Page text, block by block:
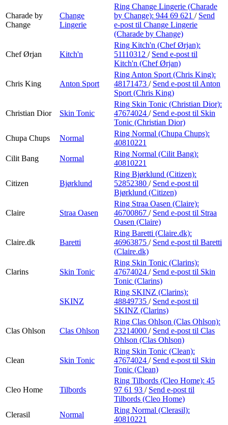
Charade by
Change
Change
Lingerie
Ring Change Lingerie (Charade
by Change): 944 69 621 / Send
e-post til Change Lingerie
(Charade by Change)
Chef Ørjan Kitch'n
Ring Kitch'n (Chef Ørjan):
51110312 / Send e-post til
Kitch'n (Chef Ørjan)
Chris King Anton Sport
Ring Anton Sport (Chris King):
48171473 / Send e-post til Anton
Sport (Chris King)
Christian Dior Skin Tonic
Ring Skin Tonic (Christian Dior):
47674024 / Send e-post til Skin
Tonic (Christian Dior)
Chupa Chups
Normal
Ring Normal (Chupa Chups):
40810221
Cilit Bang
Normal
Ring Normal (Cilit Bang):
40810221
Citizen Bjørklund
Ring Bjørklund (Citizen):
52852380 / Send e-post til
Bjørklund (Citizen)
Claire Straa Oasen
Ring Straa Oasen (Claire):
46700867 / Send e-post til Straa
Oasen (Claire)
Claire.dk Baretti
Ring Baretti (Claire.dk):
46963875 / Send e-post til Baretti
(Claire.dk)
Clarins Skin Tonic
Ring Skin Tonic (Clarins):
47674024 / Send e-post til Skin
Tonic (Clarins)
SKINZ
Ring SKINZ (Clarins):
48849735 / Send e-post til
SKINZ (Clarins)
Clas Ohlson Clas Ohlson
Ring Clas Ohlson (Clas Ohlson):
23214000 / Send e-post til Clas
Ohlson (Clas Ohlson)
Clean Skin Tonic
Ring Skin Tonic (Clean):
47674024 / Send e-post til Skin
Tonic (Clean)
Cleo Home Tilbords
Ring Tilbords (Cleo Home): 45
97 61 93 / Send e-post til
Tilbords (Cleo Home)
Clerasil
Normal
Ring Normal (Clerasil):
40810221